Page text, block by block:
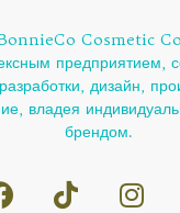
Cosmetic
предприятием,
дизайн,
владея
брендом.